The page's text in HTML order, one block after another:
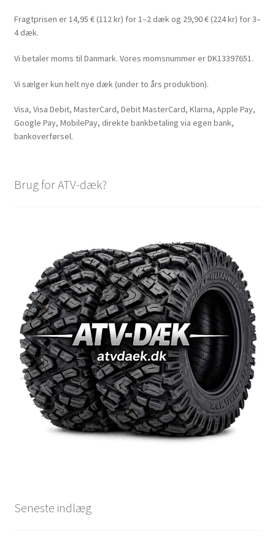
Fragtprisen er 14,95 € (112 kr) for 1–2 dæk og 29,90 € (224 kr) for 3–
4 dæk.
Vi betaler moms til Danmark. Vores momsnummer er DK13397651.
Vi sælger kun helt nye dæk (under to års produktion).
Visa, Visa Debit, MasterCard, Debit MasterCard, Klarna, Apple Pay,
Google Pay, MobilePay, direkte bankbetaling via egen bank,
bankoverførsel.
Brug for ATV-dæk?
Seneste indlæg